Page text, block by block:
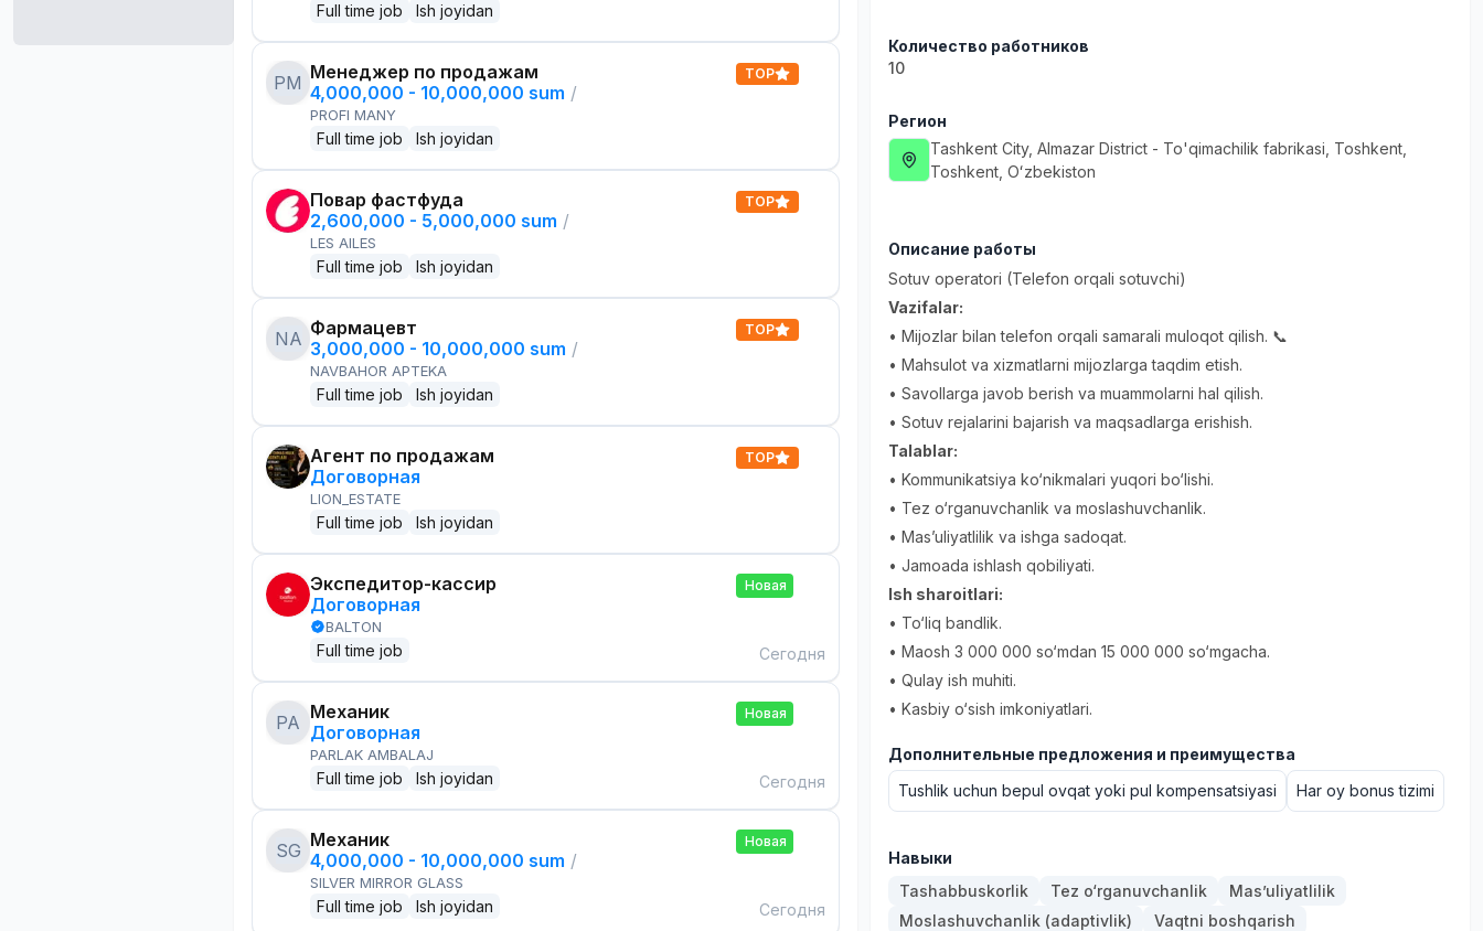
Full time job Ish joyidan
PM Менеджер по продажам
4,000,000 - 10,000,000 sum /
PROFI MANY
Full time job Ish joyidan
TOP
Повар фастфуда
2,600,000 - 5,000,000 sum /
LES AILES
Full time job Ish joyidan
TOP
NA Фармацевт
3,000,000 - 10,000,000 sum /
NAVBAHOR APTEKA
Full time job Ish joyidan
TOP
Агент по продажам
Договорная
LION_ESTATE
Full time job Ish joyidan
TOP
Экспедитор-кассир
Договорная
BALTON
Full time job
Новая
Сегодня
PA Механик
Договорная
PARLAK AMBALAJ
Full time job Ish joyidan
Новая
Сегодня
SG Механик
4,000,000 - 10,000,000 sum /
SILVER MIRROR GLASS
Full time job Ish joyidan
Новая
Сегодня
Количество работников
10
Регион
Tashkent City, Almazar District - To'qimachilik fabrikasi, Тоshkent,
Toshkent, Oʻzbekiston
Описание работы
Sotuv operatori (Telefon orqali sotuvchi)
Vazifalar:
• Mijozlar bilan telefon orqali samarali muloqot qilish. 📞
• Mahsulot va xizmatlarni mijozlarga taqdim etish.
• Savollarga javob berish va muammolarni hal qilish.
• Sotuv rejalarini bajarish va maqsadlarga erishish.
Talablar:
• Kommunikatsiya ko‘nikmalari yuqori bo‘lishi.
• Tez o‘rganuvchanlik va moslashuvchanlik.
• Mas’uliyatlilik va ishga sadoqat.
• Jamoada ishlash qobiliyati.
Ish sharoitlari:
• To‘liq bandlik.
• Maosh 3 000 000 so‘mdan 15 000 000 so‘mgacha.
• Qulay ish muhiti.
• Kasbiy o‘sish imkoniyatlari.
Дополнительные предложения и преимущества
Tushlik uchun bepul ovqat yoki pul kompensatsiyasi
Har oy bonus tizimi
Навыки
Tashabbuskorlik
Tez o‘rganuvchanlik
Mas’uliyatlilik
Moslashuvchanlik (adaptivlik)
Vaqtni boshqarish